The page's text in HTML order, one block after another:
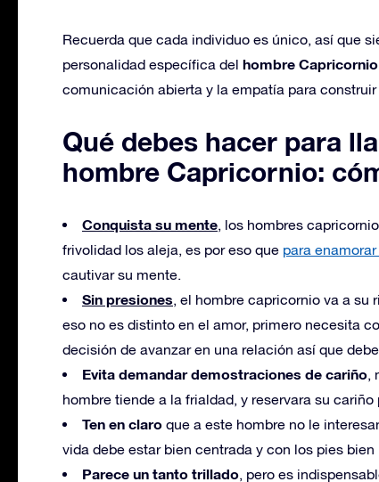
Recuerda que cada individuo es único, así que
personalidad específica del hombre
comunicación abierta y la empatía para
Qué debes hacer para
hombre Capricornio:
Conquista su mente, los hombres
frivolidad los aleja, es por eso que para
cautivar su mente.
Sin presiones, el hombre capricornio va a su
eso no es distinto en el amor, primero necesita
decisión de avanzar en una relación así que
Evita demandar demostraciones de cariño,
hombre tiende a la frialdad, y reservara su
Ten en claro que a este hombre no le
vida debe estar bien centrada y con los pies bien
Parece un tanto trillado, pero es